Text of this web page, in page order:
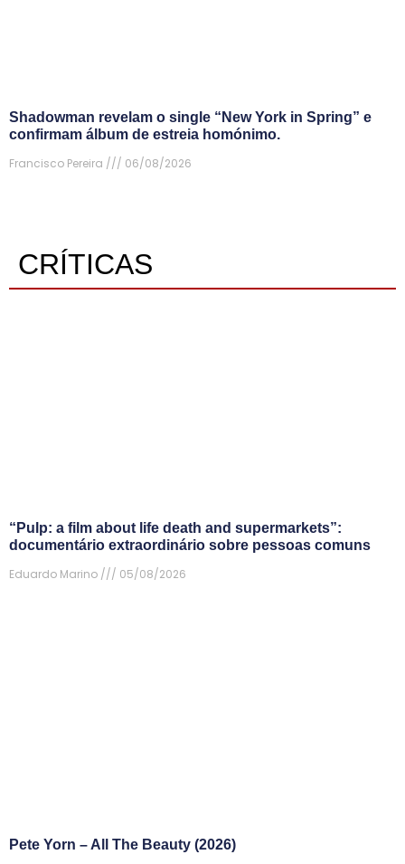
Shadowman revelam o single “New York in Spring” e
confirmam álbum de estreia homónimo.
Francisco Pereira
06/08/2026
CRÍTICAS
“Pulp: a film about life death and supermarkets”:
documentário extraordinário sobre pessoas comuns
Eduardo Marino
05/08/2026
Pete Yorn – All The Beauty (2026)